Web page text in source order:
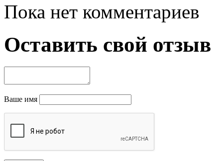
Пока нет комментариев
Оставить свой отзыв
Ваше имя